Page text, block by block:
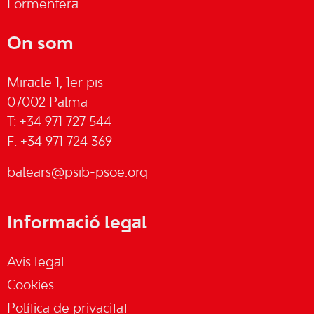
Formentera
On som
Miracle 1, 1er pis
07002 Palma
T: +34 971 727 544
F: +34 971 724 369
balears@psib-psoe.org
Informació legal
Avis legal
Cookies
Política de privacitat